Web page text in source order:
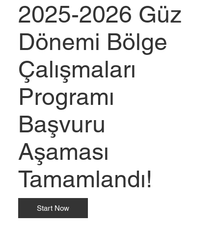
2025-2026 Güz
Dönemi Bölge
Çalışmaları
Programı
Başvuru
Aşaması
Tamamlandı!
Start Now